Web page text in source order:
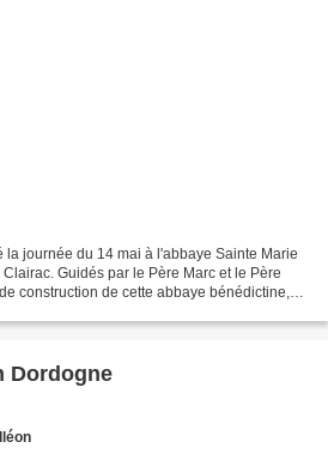
la journée du 14 mai à l'abbaye Sainte Marie
Guidés par le Père Marc et le Père
construction de cette abbaye bénédictine,
Dordogne